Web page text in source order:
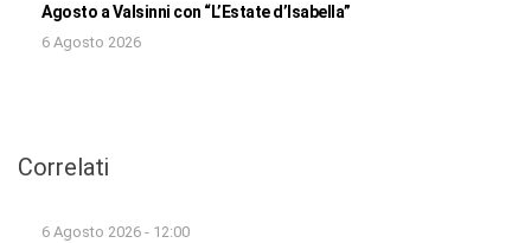
Agosto a Valsinni con “L’Estate d’Isabella”
6 Agosto 2026
Correlati
6 Agosto 2026 - 12:00